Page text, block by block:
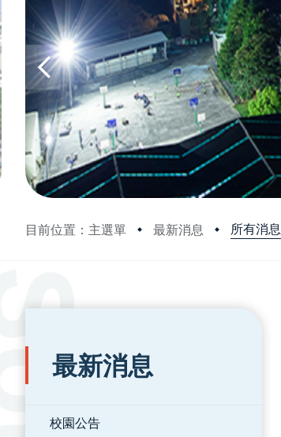
目前位置：主選單 最新消息 所有消息
:::
最新消息
校園公告